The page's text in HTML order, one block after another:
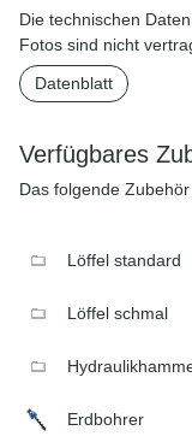
Die technischen
Fotos sind nicht
Datenblatt
Verfügbares
Das folgende
Löffel standard
Löffel schmal
Erdbohrer